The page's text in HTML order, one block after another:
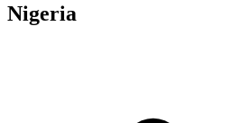
Nigeria